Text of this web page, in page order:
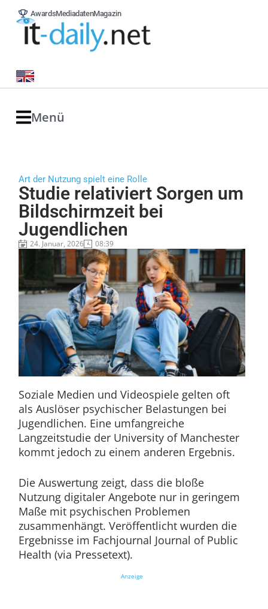
AwardsMediadatenMagazin
Menü
Art der Nutzung spielt eine Rolle
Studie relativiert Sorgen um
Bildschirmzeit bei
Jugendlichen
24. Januar, 2026 08:39
Soziale Medien und Videospiele gelten oft
als Auslöser psychischer Belastungen bei
Jugendlichen. Eine umfangreiche
Langzeitstudie der University of Manchester
kommt jedoch zu einem anderen Ergebnis.
Die Auswertung zeigt, dass die bloße
Nutzung digitaler Angebote nur in geringem
Maße mit psychischen Problemen
zusammenhängt. Veröffentlicht wurden die
Ergebnisse im Fachjournal Journal of Public
Health (via Pressetext).
Anzeige